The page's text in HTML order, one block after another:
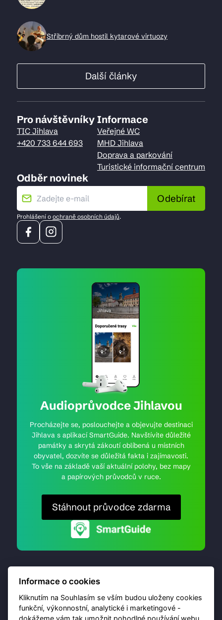
Stříbrný dům hostil kytarové virtuozy
Další články
Pro návštěvníky
TIC Jihlava
+420 733 644 693
Informace
Veřejné WC
MHD Jihlava
Doprava a parkování
Turistické informační centrum
Odběr novinek
Odebírat
Prohlášení o ochraně osobních údajů.
Audioprůvodce Jihlavou
Procházejte se, poslouchejte a objevujte destinaci
Jihlava s aplikací SmartGuide. Navštívíte důležité
památky a skrytá zákoutí oblíbená u místních
obyvatel, dozvíte se důležitá fakta i zajímavosti.
To vše na základě vaší aktuální polohy, bez mapy
a papírových průvodců v ruce.
Stáhnout průvodce zdarma
Informace o cookies
Kliknutím na Souhlasím se vším budou uloženy cookies
funkční, výkonnostní, analytické i marketingové -
dokážeme vám tak umožnit pohodlné používání webu,